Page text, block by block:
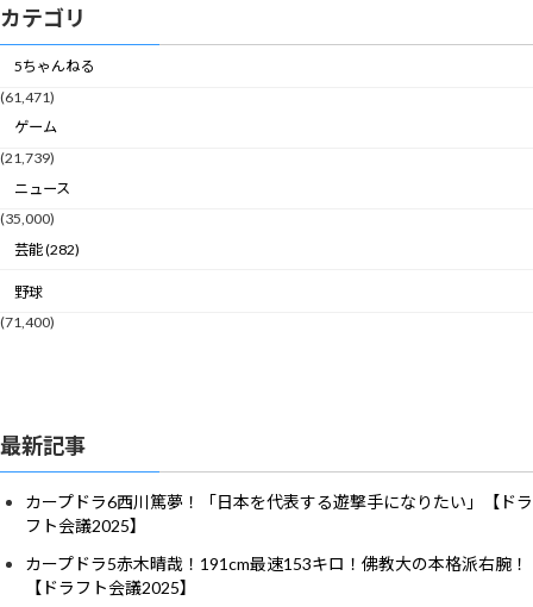
カテゴリ
5ちゃんねる
(61,471)
ゲーム
(21,739)
ニュース
(35,000)
芸能 (282)
野球
(71,400)
最新記事
カープドラ6西川篤夢！「日本を代表する遊撃手になりたい」【ドラ
フト会議2025】
カープドラ5赤木晴哉！191cm最速153キロ！佛教大の本格派右腕！
【ドラフト会議2025】